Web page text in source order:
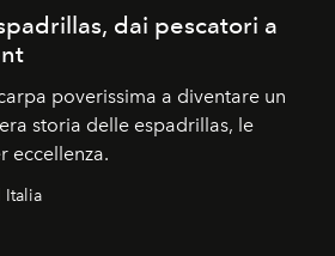
dai pescatori a
poverissima a diventare un
storia delle espadrillas, le
eccellenza.
Italia